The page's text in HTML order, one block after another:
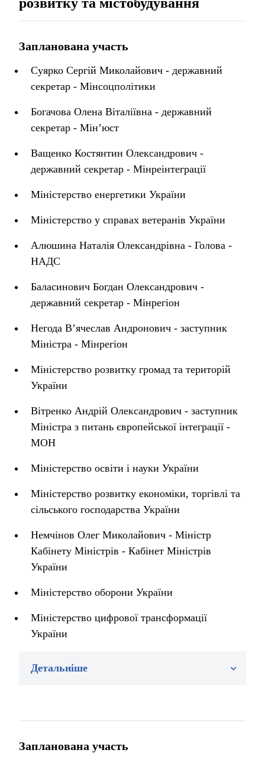
Запланована участь
Суярко Сергій Миколайович - державний
секретар - Мінсоцполітики
Богачова Олена Віталіївна - державний
секретар - Мін’юст
Ващенко Костянтин Олександрович -
державний секретар - Мінреінтеграції
Міністерство енергетики України
Міністерство у справах ветеранів України
Алюшина Наталія Олександрівна - Голова -
НАДС
Баласинович Богдан Олександрович -
державний секретар - Мінрегіон
Негода В’ячеслав Андронович - заступник
Міністра - Мінрегіон
Міністерство розвитку громад та територій
України
Вітренко Андрій Олександрович - заступник
Міністра з питань європейської інтеграції -
МОН
Міністерство освіти і науки України
Міністерство розвитку економіки, торгівлі та
сільського господарства України
Немчінов Олег Миколайович - Міністр
Кабінету Міністрів - Кабінет Міністрів
України
Міністерство оборони України
Міністерство цифрової трансформації
України
Детальніше
Запланована участь